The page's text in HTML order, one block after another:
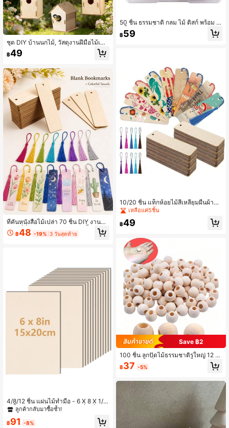
ชุด DIY บ้านนกไม้, วัสดุงานฝีมือไม้เปล่
าไม่ทาสี, ผิวเรียบและทาสีได้ง่าย, รวมบ้
านนก, เชือกแขวน และอุปกรณ์เสริมอื่น
างบนโต๊ะ, เหมาะสำหรับโครงการศิลปะ
สร้างสรรค์, กิจกรรมในห้องเรียน, งานฝี
มือ DIY, ของขวัญวันหยุดสร้างสรรค์
฿49
ที่คั่นหนังสือไม้เปล่า 70 ชิ้น DIY งานฝีมื
อไม้ ที่คั่นหนังสือไม้ตัดเลเซอร์ จี้ไม้ ป้าย
สี่เหลี่ยมไม้ (ที่คั่นหนังสือ 35 ชิ้น + พู่ 35
฿48 -19% 3 วันสุดท้าย
4/8/12 ชิ้น แผ่นไม้ทำมือ - 6 X 8 X 1/1
6 นิ้ว - แผ่นไม้อัดหนา 2 มม. สี่เหลี่ยม เ
ดด้วยความร้อน และโมเดลสถาปัตยกร
ลูกค้ากลับมาซื้อซ้ำ!
฿91 -8%
50 ชิ้น ธรรมชาติ กลม ไม้ ดิสก์ พร้อม รู
, นิ้ว ยังไม่เสร็จ ไม้ วงกลม พร้อม รู พร้อ
ม 50 พวงกุญแจ , ไม้ธรรมชาติ ดิสก์ ชุด
฿59
10/20 ชิ้น แท็กห้อยไม้สี่เหลี่ยมผืนผ้าว่า
งเปล่าสำหรับทำเอง งานไม้ที่ระลึกจ้องห
นังสือ มีเชือกและปอมปอมสำหรับตกแต่
งงานแต่งงาน วันเกิด
เหลือแค่5ชิ้น
฿49
Save ฿2
100 ชิ้น ลูกปัดไม้ธรรมชาติรูใหญ่ 12 ม
ม. สำหรับเครื่องรางติดกระเป๋า, พวงมา
ลัยคริสต์มาส, คลิปหนีบรูปภาพ, งานฝีมื
ย, ลูกปัดไม้ที่ยังไม่เสร็จพร้อมรูที่กว้างเป็
นพิเศษ เหมาะสำหรับพวงกุญแจ, ป้ายข
องขวัญ, ของแขวนผนัง และเครื่องประดั
บสำหรับวันหยุด, วัสดุหัตถกรรมจำนวน
มาก
฿37 -5%